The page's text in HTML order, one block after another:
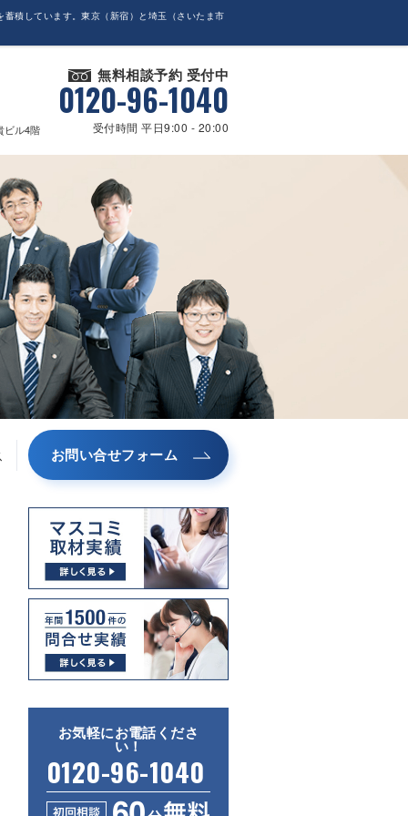
積しています。東京（新宿）と埼玉（さいたま市
ビル4階
無料相談予約 受付中
0120-96-1040
受付時間 平日9:00 - 20:00
お問い合せフォーム
お気軽にお電話くださ
い！
0120-96-1040